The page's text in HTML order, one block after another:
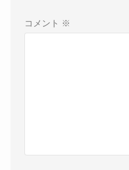
コメント ※